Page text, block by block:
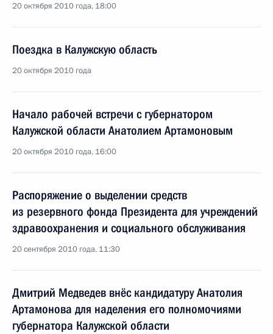
20 октября 2010 года, 18:00
Поездка в Калужскую область
20 октября 2010 года
Начало рабочей встречи с губернатором
Калужской области Анатолием Артамоновым
20 октября 2010 года, 16:00
Распоряжение о выделении средств
из резервного фонда Президента для учреждений
здравоохранения и социального обслуживания
20 сентября 2010 года, 11:30
Дмитрий Медведев внёс кандидатуру Анатолия
Артамонова для наделения его полномочиями
губернатора Калужской области